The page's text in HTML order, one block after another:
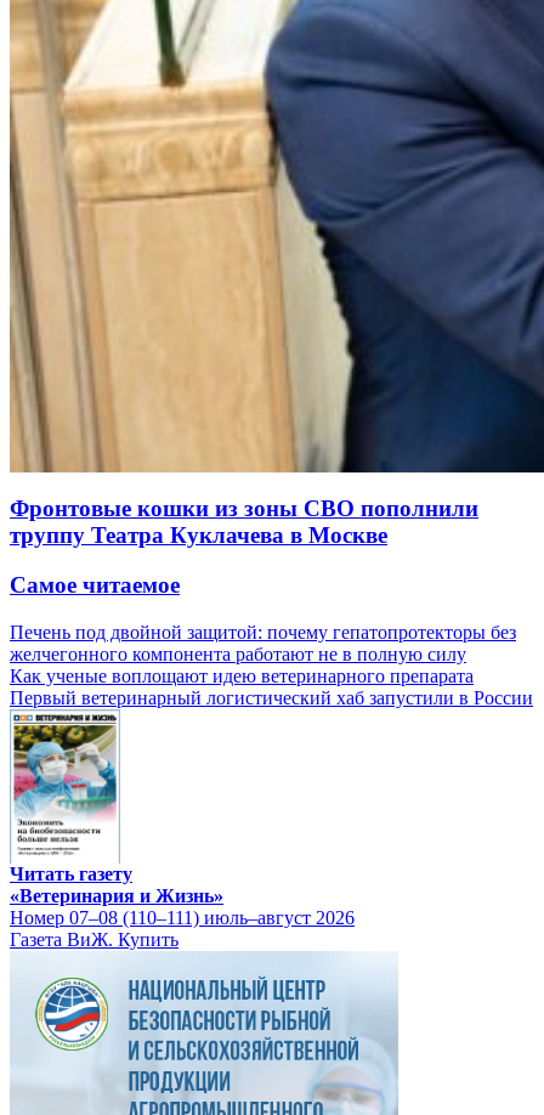
Фронтовые кошки из зоны СВО пополнили
труппу Театра Куклачева в Москве
Самое читаемое
Печень под двойной защитой: почему гепатопротекторы без
желчегонного компонента работают не в полную силу
Как ученые воплощают идею ветеринарного препарата
Первый ветеринарный логистический хаб запустили в России
Читать газету
«Ветеринария и Жизнь»
Номер 07–08 (110–111) июль–август 2026
Газета ВиЖ. Купить